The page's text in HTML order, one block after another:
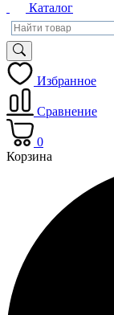
Каталог
Избранное
Сравнение
0
Корзина